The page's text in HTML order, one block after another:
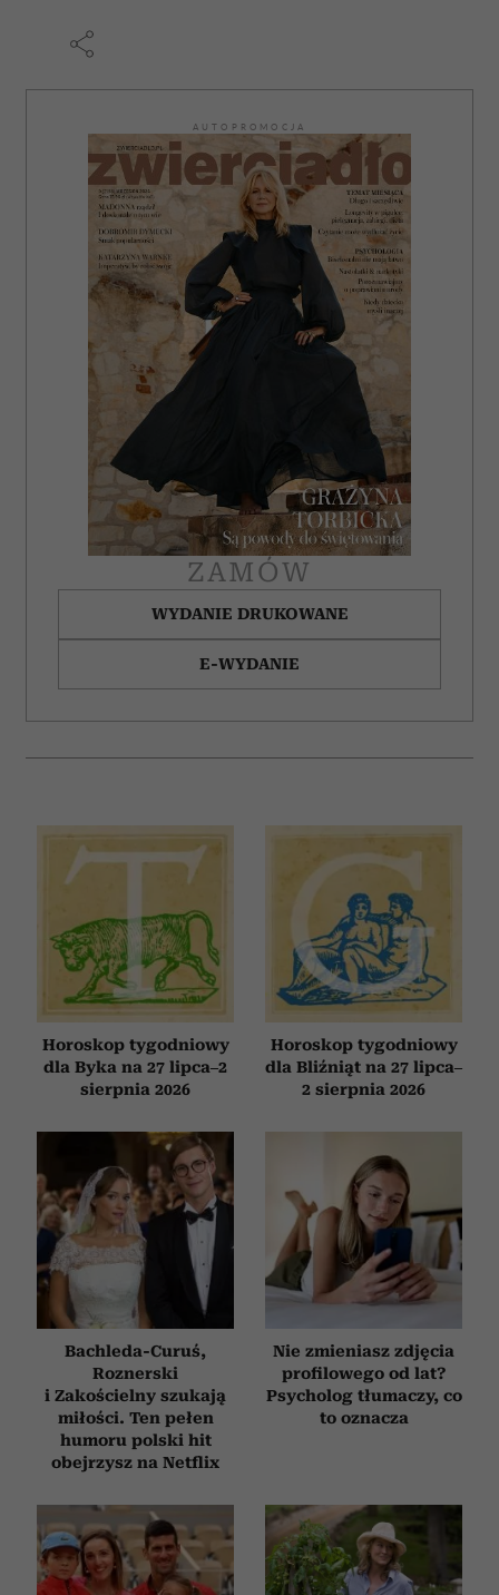
AUTOPROMOCJA
ZAMÓW
WYDANIE DRUKOWANE
E-WYDANIE
Horoskop tygodniowy
dla Byka na 27 lipca–2
sierpnia 2026
Horoskop tygodniowy
dla Bliźniąt na 27 lipca–
2 sierpnia 2026
Bachleda-Curuś,
Roznerski
i Zakościelny szukają
miłości. Ten pełen
humoru polski hit
obejrzysz na Netflix
Nie zmieniasz zdjęcia
profilowego od lat?
Psycholog tłumaczy, co
to oznacza